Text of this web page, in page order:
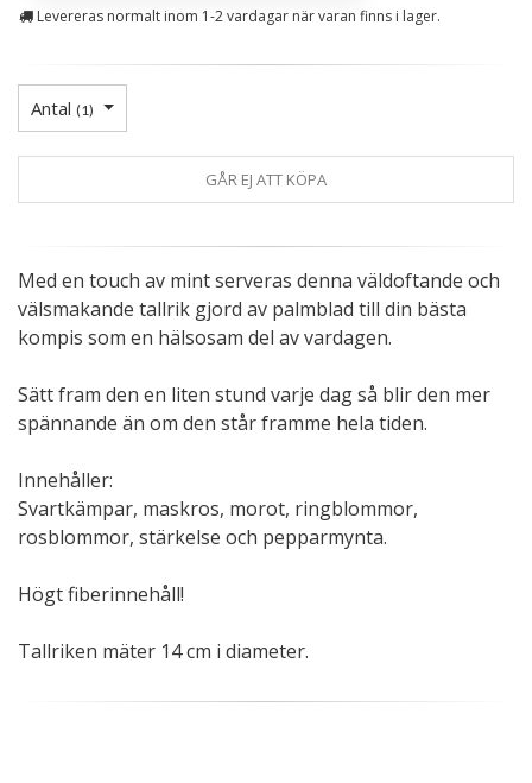
Levereras normalt inom 1-2 vardagar när varan finns i lager.
Antal (1)
GÅR EJ ATT KÖPA
Med en touch av mint serveras denna väldoftande och
välsmakande tallrik gjord av palmblad till din bästa
kompis som en hälsosam del av vardagen.
Sätt fram den en liten stund varje dag så blir den mer
spännande än om den står framme hela tiden.
Innehåller:
Svartkämpar, maskros, morot, ringblommor,
rosblommor, stärkelse och pepparmynta.
Högt fiberinnehåll!
Tallriken mäter 14 cm i diameter.